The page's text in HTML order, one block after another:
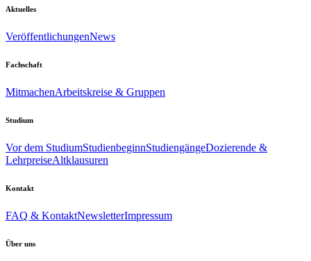
Aktuelles
VeröffentlichungenNews
Fachschaft
MitmachenArbeitskreise & Gruppen
Studium
Vor dem StudiumStudienbeginnStudiengängeDozierende &
LehrpreiseAltklausuren
Kontakt
FAQ & KontaktNewsletterImpressum
Über uns